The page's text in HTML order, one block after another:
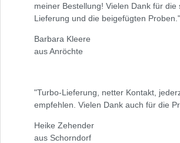
meiner Bestellung! Vielen Dank für die
Lieferung und die beigefügten Proben."
Barbara Kleere
aus Anröchte
"Turbo-Lieferung, netter Kontakt,
empfehlen. Vielen Dank auch für die
Heike Zehender
aus Schorndorf